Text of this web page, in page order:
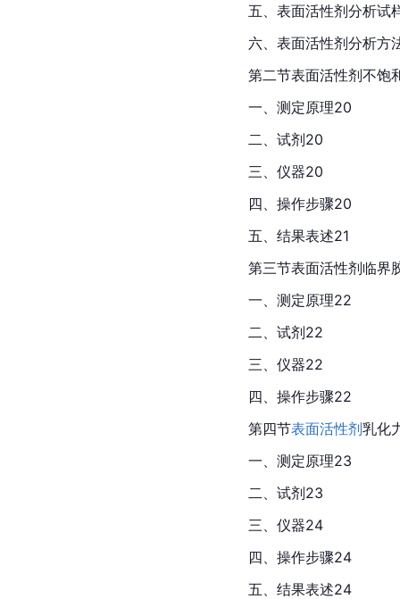
五、表面活性剂分析试
六、表面活性剂分析方
第二节表面活性剂不饱
一、测定原理20
二、试剂20
三、仪器20
四、操作步骤20
五、结果表述21
第三节表面活性剂临界
一、测定原理22
二、试剂22
三、仪器22
四、操作步骤22
第四节表面活性剂乳化
一、测定原理23
二、试剂23
三、仪器24
四、操作步骤24
五、结果表述24